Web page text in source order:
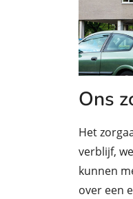
Ons
Het
verblijf,
kunnen
over een